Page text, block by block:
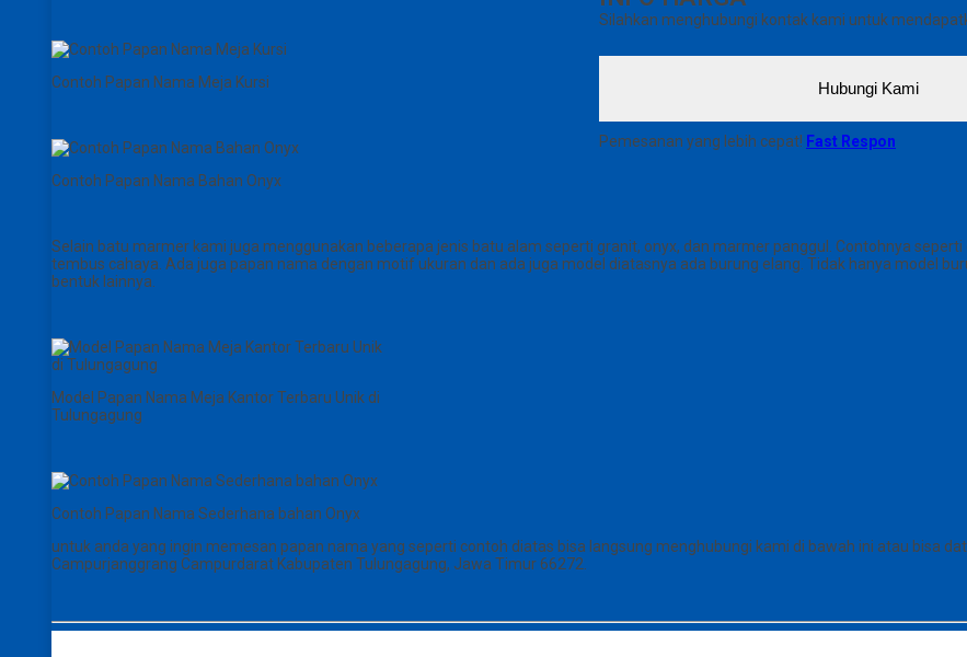
Silahkan menghubungi kontak kami untuk
Hubungi Kami
Pemesanan yang lebih cepat! Fast Respon
Contoh Papan Nama Meja Kursi
Contoh Papan Nama Bahan Onyx
Selain batu marmer kami juga menggunakan beberapa jenis batu alam seperti granit, onyx, dan marmer panggul. Contohnya
tembus cahaya. Ada juga papan nama dengan motif ukuran dan ada juga model diatasnya ada burung elang. Tidak hanya model
bentuk lainnya.
Model Papan Nama Meja Kantor Terbaru Unik di
Tulungagung
Contoh Papan Nama Sederhana bahan Onyx
untuk anda yang ingin memesan papan nama yang seperti contoh diatas bisa langsung menghubungi kami di bawah ini atau bisa
Campurjanggrang Campurdarat Kabupaten Tulungagung, Jawa Timur 66272.